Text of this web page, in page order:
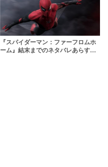
『スパイダーマン：ファーフロムホ
ーム』結末までのネタバレあらすじ